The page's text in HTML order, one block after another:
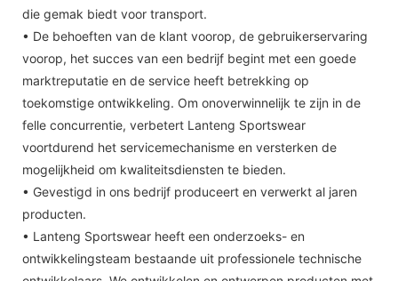
die gemak biedt voor transport.
• De behoeften van de klant voorop, de gebruikerservaring
voorop, het succes van een bedrijf begint met een goede
marktreputatie en de service heeft betrekking op
toekomstige ontwikkeling. Om onoverwinnelijk te zijn in de
felle concurrentie, verbetert Lanteng Sportswear
voortdurend het servicemechanisme en versterken de
mogelijkheid om kwaliteitsdiensten te bieden.
• Gevestigd in ons bedrijf produceert en verwerkt al jaren
producten.
• Lanteng Sportswear heeft een onderzoeks- en
ontwikkelingsteam bestaande uit professionele technische